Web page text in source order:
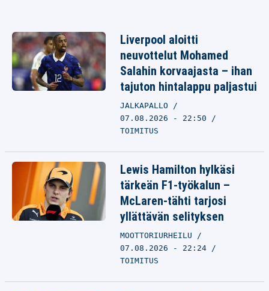
Liverpool aloitti
neuvottelut Mohamed
Salahin korvaajasta – ihan
tajuton hintalappu paljastui
JALKAPALLO
07.08.2026 - 22:50
TOIMITUS
Lewis Hamilton hylkäsi
tärkeän F1-työkalun –
McLaren-tähti tarjosi
yllättävän selityksen
MOOTTORIURHEILU
07.08.2026 - 22:24
TOIMITUS